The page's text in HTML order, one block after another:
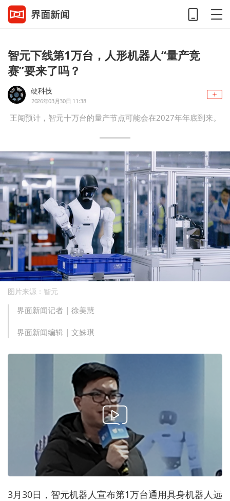
智元下线第1万台，人形机器人“量产竞
赛”要来了吗？
硬科技
2026年03月30日 11:38
王闯预计，智元十万台的量产节点可能会在2027年年底到来。
图片来源：智元
界面新闻记者 | 徐美慧
界面新闻编辑 | 文姝琪
3月30日，智元机器人宣布第1万台通用具身机器人远